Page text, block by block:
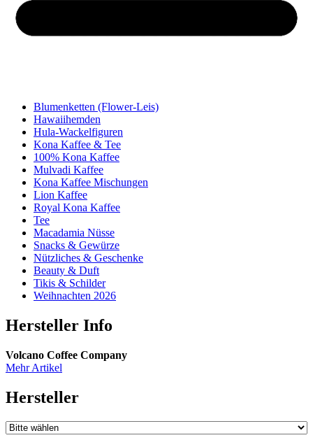
Blumenketten (Flower-Leis)
Hawaiihemden
Hula-Wackelfiguren
Kona Kaffee & Tee
100% Kona Kaffee
Mulvadi Kaffee
Kona Kaffee Mischungen
Lion Kaffee
Royal Kona Kaffee
Tee
Macadamia Nüsse
Snacks & Gewürze
Nützliches & Geschenke
Beauty & Duft
Tikis & Schilder
Weihnachten 2026
Hersteller Info
Volcano Coffee Company
Mehr Artikel
Hersteller